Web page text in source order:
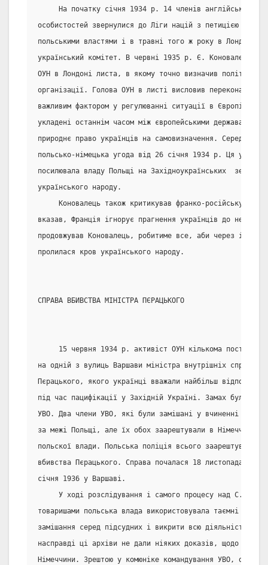
На початку січня 1934 р. 14 членів англійського
особистостей звернулися до Ліги націй з петицією про
польськими властями і в травні того ж року в Лондоні
український комітет. В червні 1935 р. Є. Коновалець
ОУН в Лондоні листа, в якому точно визначив політику
організації. Голова ОУН в листі висловив переконання,
важливим фактором у регулюванні ситуації в Європі.
укладені останнім часом між європейськими державами
природнє право українців на самовизначення. Серед цих
польсько-німецька угода від 26 січня 1934 р. Ця угода,
посилювала владу Польщі на Західноукраїнських  землях,
українського народу.
Коновалець також критикував франко-російську
вказав, Франція ігнорує прагнення українців до
продовжував Коновалець, робитиме все, аби через
пролилася кров українського народу.
СПРАВА ВБИВСТВА МІНІСТРА ПЄРАЦЬКОГО
15 червня 1934 р. активіст ОУН кількома
на одній з вулиць Варшави міністра внутрішніх справ
Пєрацького, якого українці вважали найбільш
під час пацифікації у Західній Україні. Замах було
УВО. Два члени УВО, які були замішані у вчиненні
за межі Польщі, але їх обох заарештували в Німеччині й
польскої влади. Польська поліція всього заарештувала
вбивства Пєрацького. Справа почалася 18 листопада
січня 1936 у Варшаві.
У ході розслідування і самого процесу над С.
товаришами польська влада використовувала таємні
замішання серед підсудних і викрити всю діяльність
насправді ці архіви не дали ніяких доказів, щодо
Німеччини. Зрештою у комюніке командування УВО,